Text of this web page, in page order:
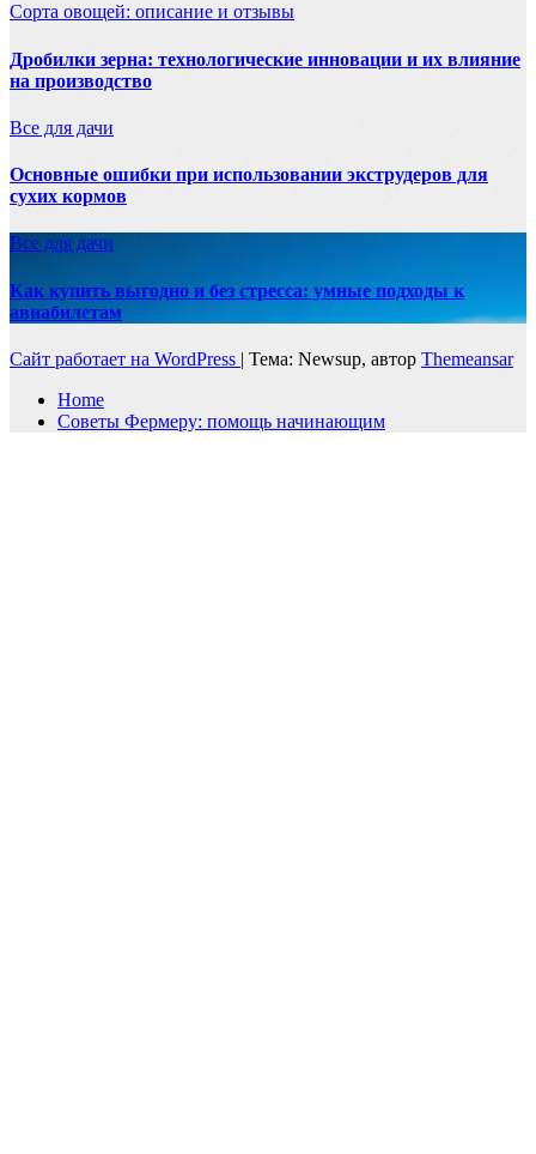
Сорта овощей: описание и отзывы
Дробилки зерна: технологические инновации и их влияние
на производство
Все для дачи
Основные ошибки при использовании экструдеров для
сухих кормов
Все для дачи
Как купить выгодно и без стресса: умные подходы к
авиабилетам
Сайт работает на WordPress | Тема: Newsup, автор Themeansar
Home
Советы Фермеру: помощь начинающим